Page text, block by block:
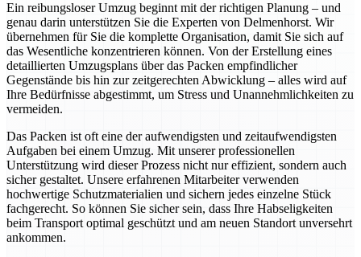
Ein reibungsloser Umzug beginnt mit der richtigen Planung – und
genau darin unterstützen Sie die Experten von Delmenhorst. Wir
übernehmen für Sie die komplette Organisation, damit Sie sich auf
das Wesentliche konzentrieren können. Von der Erstellung eines
detaillierten Umzugsplans über das Packen empfindlicher
Gegenstände bis hin zur zeitgerechten Abwicklung – alles wird auf
Ihre Bedürfnisse abgestimmt, um Stress und Unannehmlichkeiten zu
vermeiden.
Das Packen ist oft eine der aufwendigsten und zeitaufwendigsten
Aufgaben bei einem Umzug. Mit unserer professionellen
Unterstützung wird dieser Prozess nicht nur effizient, sondern auch
sicher gestaltet. Unsere erfahrenen Mitarbeiter verwenden
hochwertige Schutzmaterialien und sichern jedes einzelne Stück
fachgerecht. So können Sie sicher sein, dass Ihre Habseligkeiten
beim Transport optimal geschützt und am neuen Standort unversehrt
ankommen.